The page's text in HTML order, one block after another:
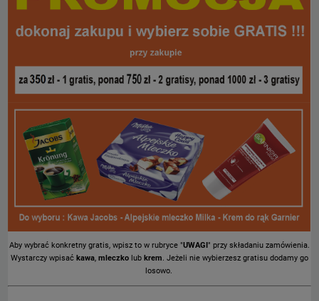
Aby wybrać konkretny gratis, wpisz to w rubryce "UWAGI " przy składaniu zamówienia.
Wystarczy wpisać kawa, mleczko lub krem. Jeżeli nie wybierzesz gratisu dodamy go
losowo.